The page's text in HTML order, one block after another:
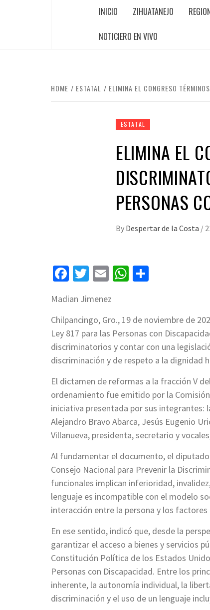
INICIO ZIHUATANEJO
NOTICIERO EN VIVO
HOME ESTATAL ELIMINA EL CONGRESO
ESTATAL
ELIMINA EL
PERSONAS
By Despertar de la Costa /
Facebook
Twitter
EmailWhatsApp
Madian Jimenez
Chilpancingo, Gro., 19 de noviembre de
Ley 817 para las Personas con
discriminatorios y contar con una
discriminación y de respeto a la dignidad
El dictamen de reformas a la fracción V
ordenamiento fue emitido por la
iniciativa presentada por sus
Alejandro Bravo Abarca, Jesús Eugenio
Villanueva, presidenta, secretario y
Al fundamentar el documento, el
Consejo Nacional para Prevenir la
funcionales implican inferioridad,
lenguaje es incompatible con el modelo
interacción entre la persona y los
En ese sentido, indicó que, desde la
garantizar el acceso a bienes y servicios
Constitución Política de los Estados
Personas con Discapacidad. Entre los
inherente, la autonomía individual, la
discriminación y el uso de un lenguaje